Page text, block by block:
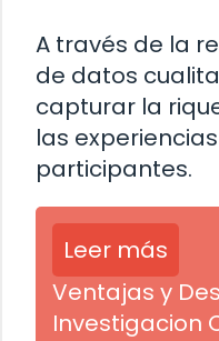
A través de la
de datos
capturar la
las
participantes.
Leer más
Ventajas y
Investigacion